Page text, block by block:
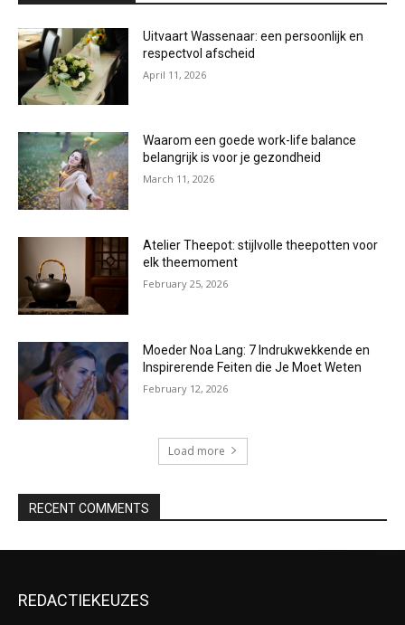
Uitvaart Wassenaar: een persoonlijk en
respectvol afscheid
April 11, 2026
Waarom een goede work-life balance
belangrijk is voor je gezondheid
March 11, 2026
Atelier Theepot: stijlvolle theepotten voor
elk theemoment
February 25, 2026
Moeder Noa Lang: 7 Indrukwekkende en
Inspirerende Feiten die Je Moet Weten
February 12, 2026
Load more
RECENT COMMENTS
REDACTIEKEUZES